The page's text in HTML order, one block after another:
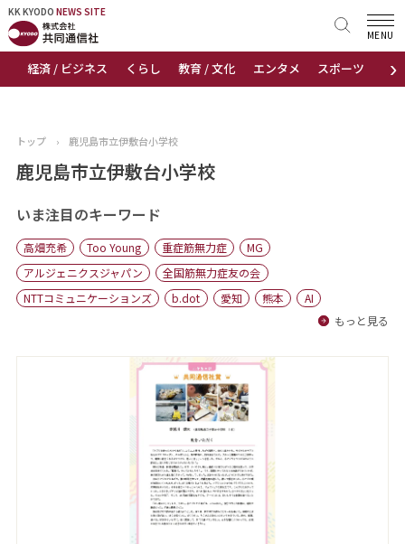
KK KYODO NEWS SITE
›
経済 / ビジネス くらし 教育 / 文化 エンタメ スポーツ 地域
MENU
KK KYODONEWS SITE
トップページ
ニュース
おすすめコンテンツ
出版物
会社概要
トップ › 鹿児島市立伊敷台小学校
鹿児島市立伊敷台小学校
いま注目のキーワード
高畑充希 Too Young 重症筋無力症
MG
アルジェニクスジャパン
全国筋無力症友の会
NTTコミュニケーションズ
b.dot 愛知 熊本
AI
もっと見る